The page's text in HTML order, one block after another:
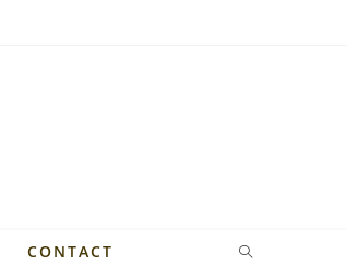
CONTACT